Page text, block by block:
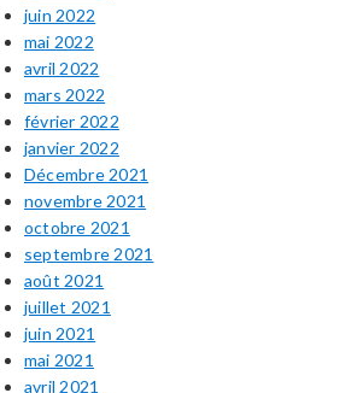
juin 2022
mai 2022
avril 2022
mars 2022
février 2022
janvier 2022
Décembre 2021
novembre 2021
octobre 2021
septembre 2021
août 2021
juillet 2021
juin 2021
mai 2021
avril 2021